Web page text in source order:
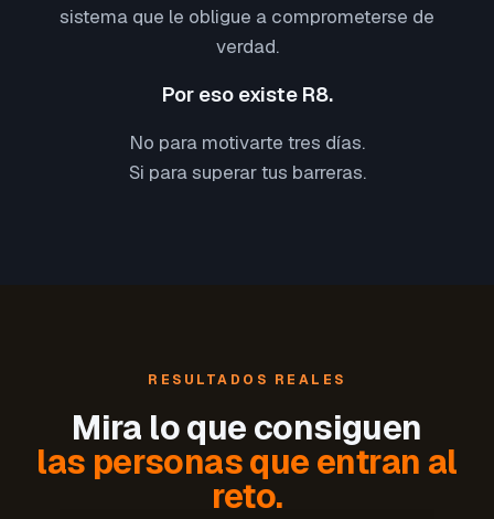
sistema que le obligue a comprometerse de
verdad.
Por eso existe R8.
No para motivarte tres días.
Si para superar tus barreras.
RESULTADOS REALES
Mira lo que consiguen
las personas que entran al
reto.